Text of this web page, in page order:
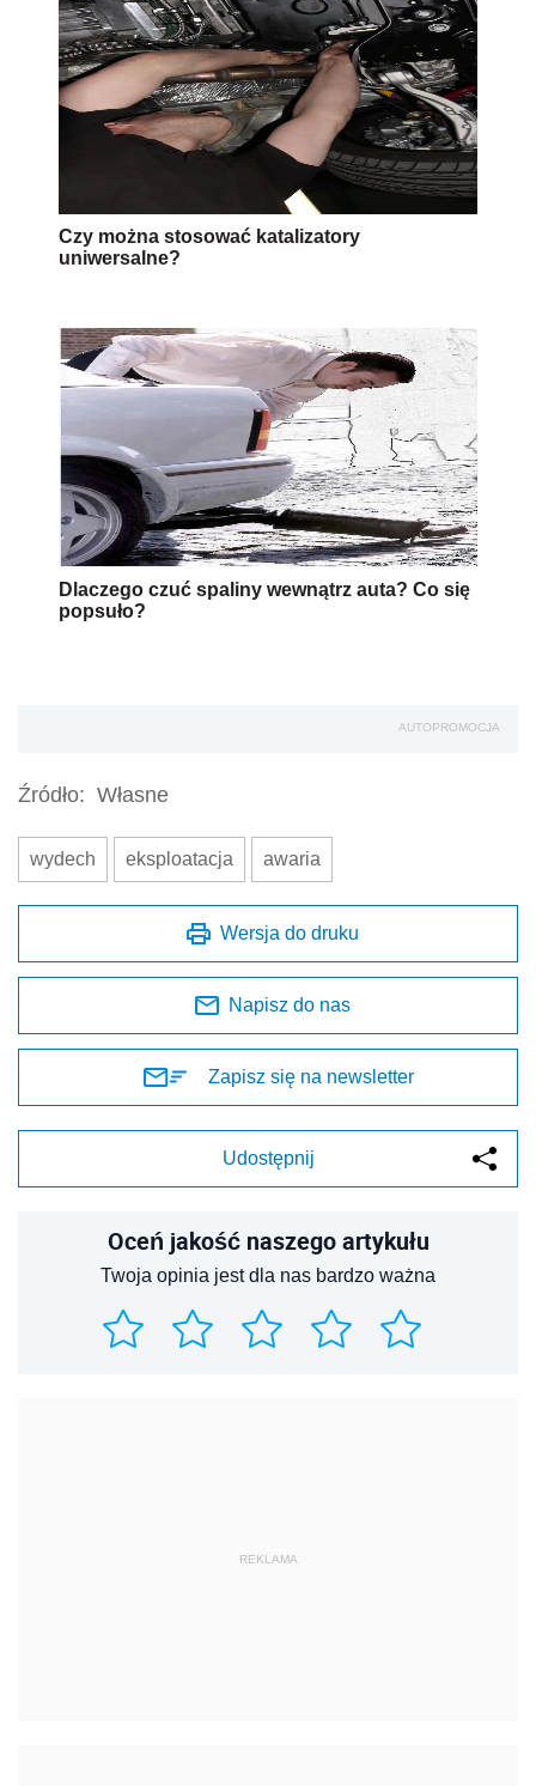
Czy można stosować katalizatory
uniwersalne?
Dlaczego czuć spaliny wewnątrz auta? Co się
popsuło?
AUTOPROMOCJA
Źródło: Własne
wydech eksploatacja awaria
Wersja do druku
Napisz do nas
Zapisz się na newsletter
Udostępnij
Oceń jakość naszego artykułu
Twoja opinia jest dla nas bardzo ważna
REKLAMA